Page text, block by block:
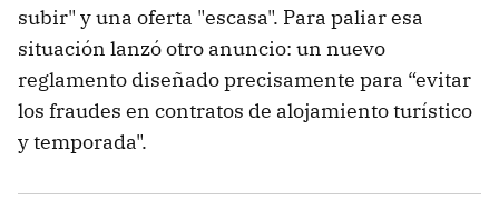
subir" y una oferta "escasa". Para paliar esa
situación lanzó otro anuncio: un nuevo
reglamento diseñado precisamente para “evitar
los fraudes en contratos de alojamiento turístico
y temporada".